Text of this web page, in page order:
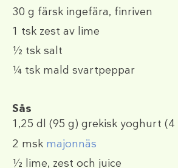
30 g färsk ingefära, finriven
1 tsk zest av lime
½ tsk salt
¼ tsk mald svartpeppar
Sås
1,25 dl (95 g) grekisk yoghurt
2 msk majonnäs
½ lime, zest och juice